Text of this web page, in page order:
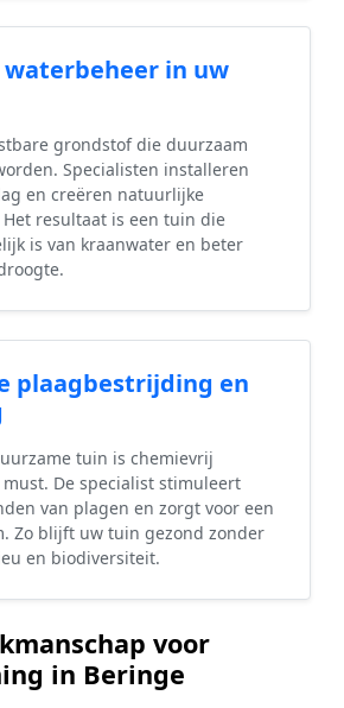
waterbeheer in uw
grondstof die duurzaam
Specialisten installeren
en creëren natuurlijke
resultaat is een tuin die
is van kraanwater en beter
plaagbestrijding en
tuin is chemievrij
De specialist stimuleert
van plagen en zorgt voor een
Zo blijft uw tuin gezond zonder
en biodiversiteit.
voor
in Beringe